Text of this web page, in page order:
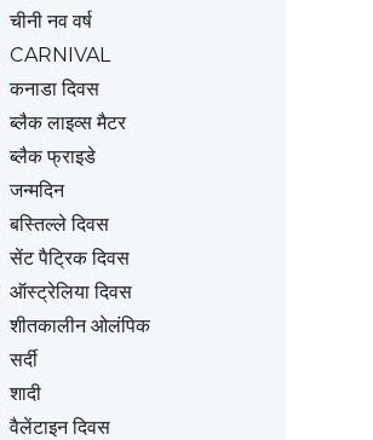
चीनी नव वर्ष
CARNIVAL
कनाडा दिवस
ब्लैक लाइव्स मैटर
ब्लैक फ्राइडे
जन्मदिन
बस्तिल्ले दिवस
सेंट पैट्रिक दिवस
ऑस्ट्रेलिया दिवस
शीतकालीन ओलंपिक
सर्दी
शादी
वैलेंटाइन दिवस